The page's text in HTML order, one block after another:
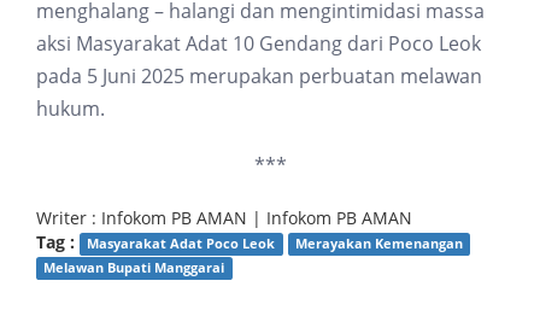
menghalang – halangi dan mengintimidasi massa
aksi Masyarakat Adat 10 Gendang dari Poco Leok
pada 5 Juni 2025 merupakan perbuatan melawan
hukum.
***
Writer : Infokom PB AMAN | Infokom PB AMAN
Tag :
Masyarakat Adat Poco Leok
Merayakan Kemenangan
Melawan Bupati Manggarai